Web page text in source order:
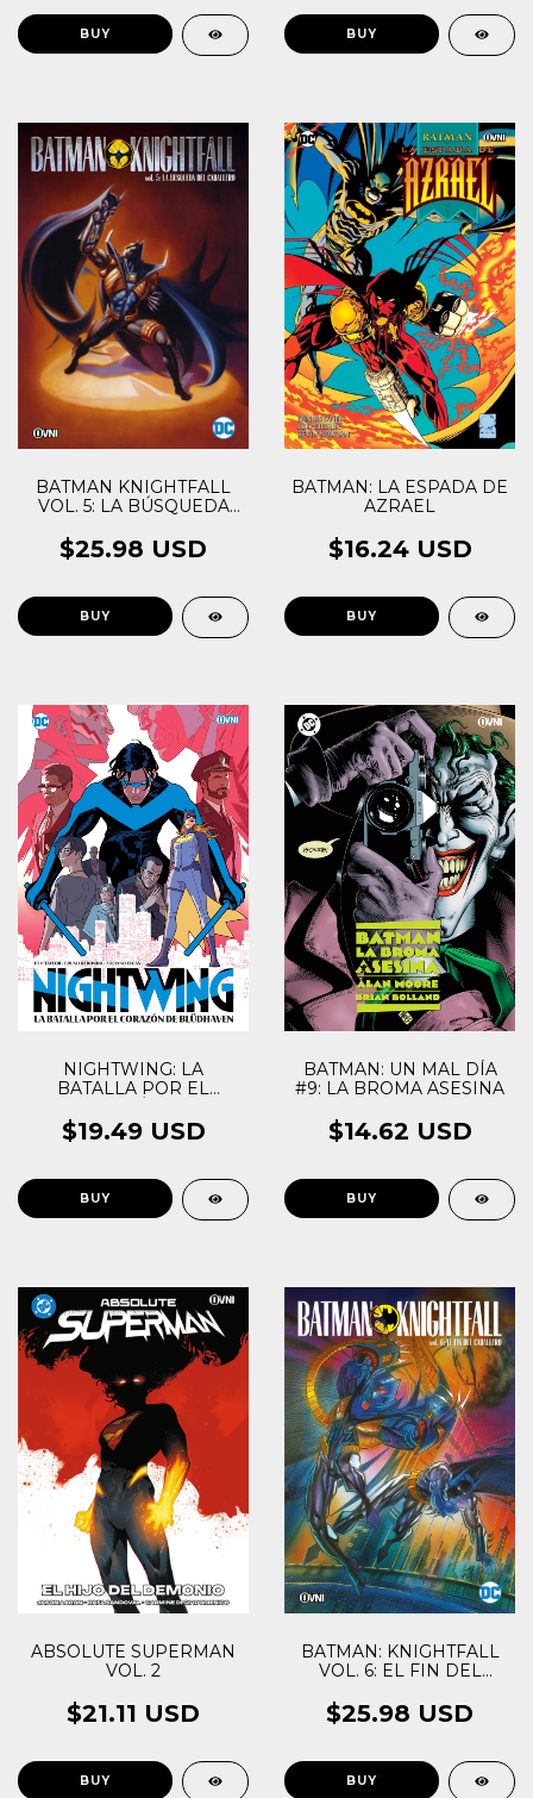
BATMAN KNIGHTFALL
VOL. 5: LA BÚSQUEDA
$25.98 USD
BATMAN: LA ESPADA DE
AZRAEL
$16.24 USD
NIGHTWING: LA
BATALLA POR EL
BLÜDHAVEN
$19.49 USD
BATMAN: UN MAL DÍA
#9: LA BROMA ASESINA
$14.62 USD
ABSOLUTE SUPERMAN
VOL. 2
$21.11 USD
BATMAN: KNIGHTFALL
VOL. 6: EL FIN DEL
$25.98 USD